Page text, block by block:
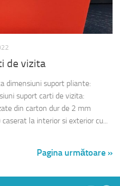
de vizita
dimensiuni suport pliante:
suport carti de vizita:
din carton dur de 2 mm
la interior si exterior cu...
Pagina următoare »